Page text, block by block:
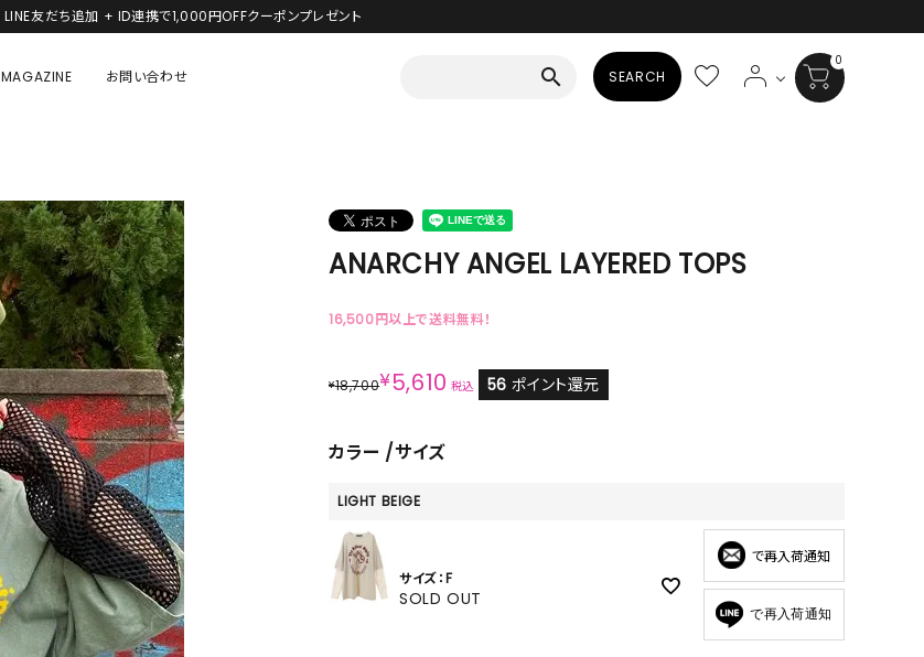
LINE友だち追加 + ID連携で1,000円OFFクーポンプレゼント
SKIRT
HAT
ALL
ニャニィニュニェニョン
MAGAZINE お問い合わせ search SEARCH
0
ANARCHY ANGEL LAYERED TOPS
16,500円以上で送料無料！
¥18,700¥5,610 税込 56 ポイント還元
カラー サイズ
LIGHT BEIGE
サイズ：F
SOLD OUT
で再入荷通知
で再入荷通知